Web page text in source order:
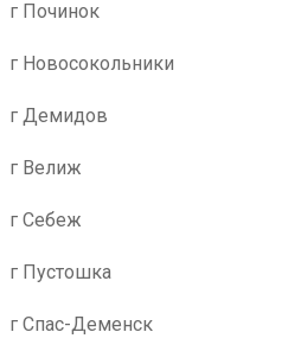
г Починок
г Новосокольники
г Демидов
г Велиж
г Себеж
г Пустошка
г Спас-Деменск